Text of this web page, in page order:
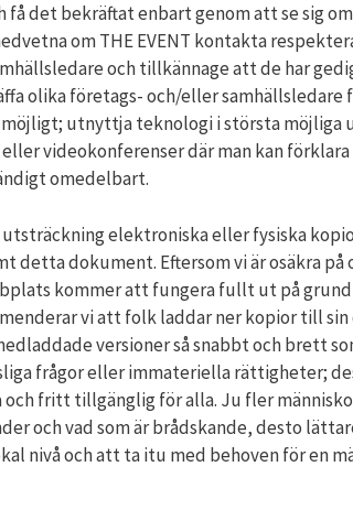
det bekräftat enbart genom att se sig
om THE EVENT kontakta
och tillkännage att de har
olika företags- och/eller
utnyttja teknologi i största möjliga
videokonferenser där man kan förklara
omedelbart.
elektroniska eller fysiska
detta dokument. Eftersom vi är osäkra på
kommer att fungera fullt ut på grund
vi att folk laddar ner kopior till
versioner så snabbt och brett
frågor eller immateriella rättigheter;
fritt tillgänglig för alla. Ju fler
och vad som är brådskande, desto
nivå och att ta itu med behoven för en